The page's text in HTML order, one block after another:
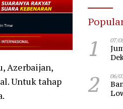
Azerbaijan,
Untuk tahap
1 07/
2 06/